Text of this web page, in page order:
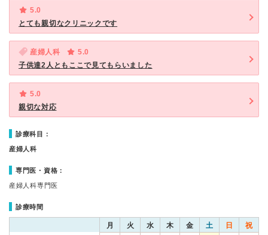
5.0
とても親切なクリニックです
産婦人科
5.0
子供達2人ともここで見てもらいました
5.0
親切な対応
診療科目：
産婦人科
専門医・資格：
産婦人科専門医
診療時間
月 火 水 木 金 土 日 祝